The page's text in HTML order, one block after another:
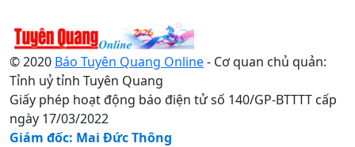
© 2020 Báo Tuyên Quang Online- Cơ quan chủ quản:
Tỉnh uỷ tỉnh Tuyên Quang
Giấy phép hoạt động báo điện tử số 140/GP-BTTTT cấp
ngày 17/03/2022
Giám đốc: Mai Đức Thông